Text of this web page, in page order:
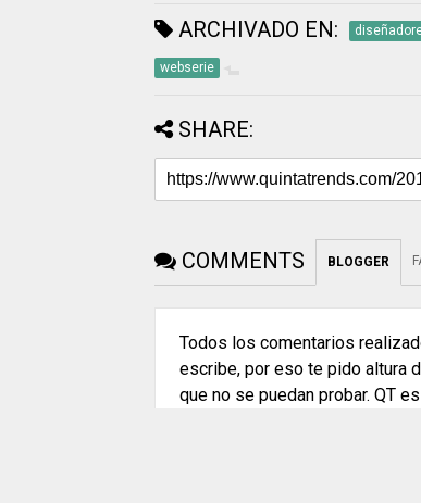
ARCHIVADO EN:
webserie
SHARE:
COMMENTS BLOGGER
Todos los comentarios
escribe, por eso te pido altura
que no se puedan probar. QT